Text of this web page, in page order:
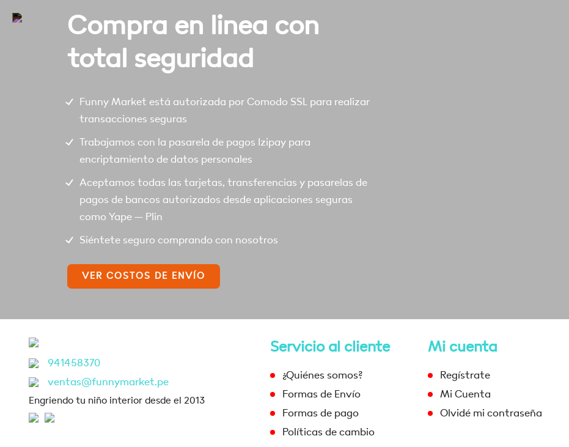
Compra en linea con
total seguridad
Funny Market está autorizada por Comodo SSL para realizar
transacciones seguras
Trabajamos con la pasarela de pagos Izipay para
encriptamiento de datos personales
Aceptamos todas las tarjetas, transferencias y pasarelas de
pagos de bancos autorizados desde aplicaciones seguras
como Yape – Plin
Siéntete seguro comprando con nosotros
VER COSTOS DE ENVÍO
941458370
ventas@funnymarket.pe
Engriendo tu niño interior desde el 2013
Servicio al cliente
¿Quiénes somos?
Formas de Envío
Formas de pago
Políticas de cambio
Mi cuenta
Regístrate
Mi Cuenta
Olvidé mi contraseña